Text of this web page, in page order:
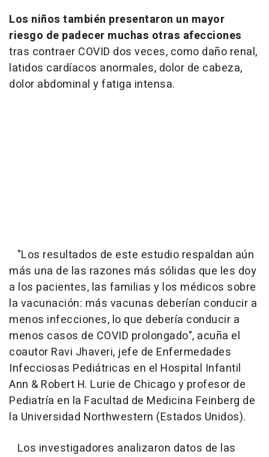
Los niños también presentaron un mayor
riesgo de padecer muchas otras afecciones
tras contraer COVID dos veces, como daño renal,
latidos cardíacos anormales, dolor de cabeza,
dolor abdominal y fatiga intensa.
"Los resultados de este estudio respaldan aún
más una de las razones más sólidas que les doy
a los pacientes, las familias y los médicos sobre
la vacunación: más vacunas deberían conducir a
menos infecciones, lo que debería conducir a
menos casos de COVID prolongado", acuña el
coautor Ravi Jhaveri, jefe de Enfermedades
Infecciosas Pediátricas en el Hospital Infantil
Ann & Robert H. Lurie de Chicago y profesor de
Pediatría en la Facultad de Medicina Feinberg de
la Universidad Northwestern (Estados Unidos).
Los investigadores analizaron datos de las